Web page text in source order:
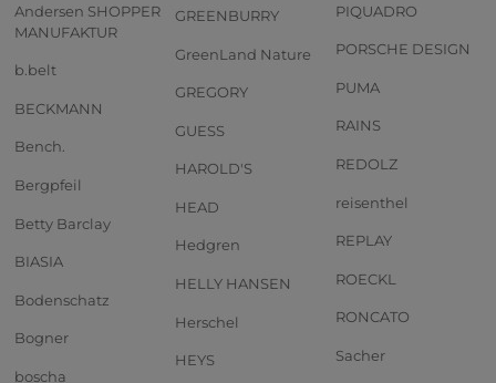
Andersen SHOPPER
MANUFAKTUR
b.belt
BECKMANN
Bench.
Bergpfeil
Betty Barclay
BIASIA
Bodenschatz
Bogner
boscha
GREENBURRY
GreenLand Nature
GREGORY
GUESS
HAROLD'S
HEAD
Hedgren
HELLY HANSEN
Herschel
HEYS
PIQUADRO
PORSCHE DESIGN
PUMA
RAINS
REDOLZ
reisenthel
REPLAY
ROECKL
RONCATO
Sacher